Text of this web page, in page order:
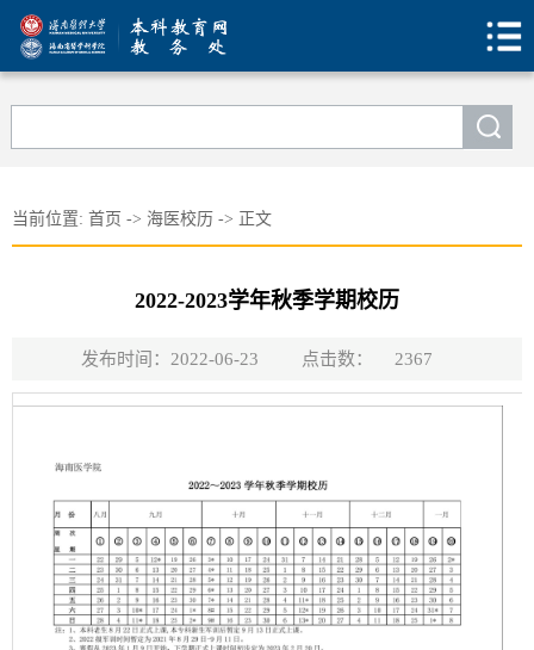
当前位置: 首页 -> 海医校历 -> 正文
2022-2023学年秋季学期校历
发布时间：2022-06-23 点击数： 2367